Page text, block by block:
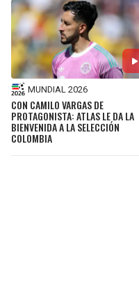
MUNDIAL 2026
CON CAMILO VARGAS DE
PROTAGONISTA: ATLAS LE DA LA
BIENVENIDA A LA SELECCIÓN
COLOMBIA